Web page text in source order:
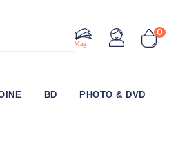
0
Le Mag
BD PHOTO & DVD